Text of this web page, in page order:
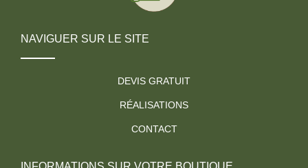
NAVIGUER SUR LE SITE
DEVIS GRATUIT
RÉALISATIONS
CONTACT